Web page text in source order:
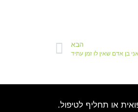
הבא
אני בן אדם שאין לו זמן עתיד
או תחליף לטיפול.